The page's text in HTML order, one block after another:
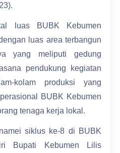
luas BUBK Kebumen
luas area terbangun
yang meliputi gedung
pendukung kegiatan
kolam produksi yang
BUBK Kebumen
tenaga kerja lokal.
siklus ke-8 di BUBK
Bupati Kebumen Lilis